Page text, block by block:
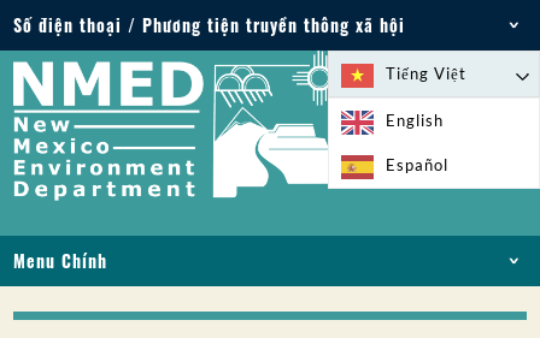
Số điện thoại / Phương tiện truyền thông xã hội
Điện thoại: 505-827-2855
1-800-219-6157
Trường hợp khẩn cấp về môi trường: 505-827-
9329 (24 giờ)
Tiếng Việt
English
Español
Menu Chính